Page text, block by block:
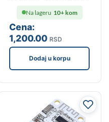
Cena:
1,200.00 RSD
Na lageru 10+ kom
Dodaj u korpu